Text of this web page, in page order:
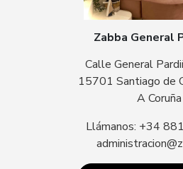
Zabba General
Calle General
15701 Santiago de
A Coruña
Llámanos: +34